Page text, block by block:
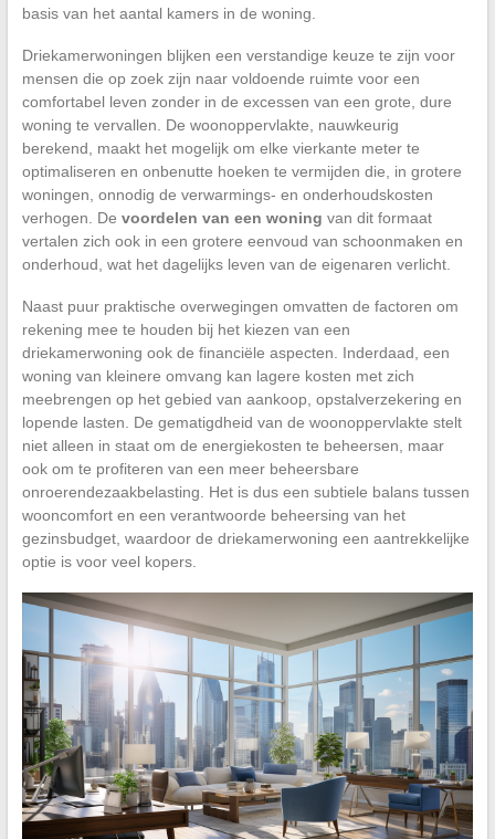
basis van het aantal kamers in de woning.
Driekamerwoningen blijken een verstandige keuze te zijn voor
mensen die op zoek zijn naar voldoende ruimte voor een
comfortabel leven zonder in de excessen van een grote, dure
woning te vervallen. De woonoppervlakte, nauwkeurig
berekend, maakt het mogelijk om elke vierkante meter te
optimaliseren en onbenutte hoeken te vermijden die, in grotere
woningen, onnodig de verwarmings- en onderhoudskosten
verhogen. De voordelen van een woning van dit formaat
vertalen zich ook in een grotere eenvoud van schoonmaken en
onderhoud, wat het dagelijks leven van de eigenaren verlicht.
Naast puur praktische overwegingen omvatten de factoren om
rekening mee te houden bij het kiezen van een
driekamerwoning ook de financiële aspecten. Inderdaad, een
woning van kleinere omvang kan lagere kosten met zich
meebrengen op het gebied van aankoop, opstalverzekering en
lopende lasten. De gematigdheid van de woonoppervlakte stelt
niet alleen in staat om de energiekosten te beheersen, maar
ook om te profiteren van een meer beheersbare
onroerendezaakbelasting. Het is dus een subtiele balans tussen
wooncomfort en een verantwoorde beheersing van het
gezinsbudget, waardoor de driekamerwoning een aantrekkelijke
optie is voor veel kopers.